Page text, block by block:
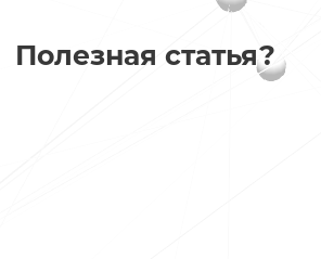
Полезная статья?